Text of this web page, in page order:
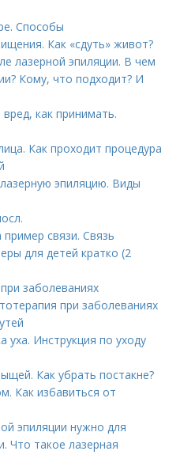
Способы
Как «сдуть» живот?
лазерной эпиляции. В чем
Кому, что подходит? И
как принимать.
Как проходит процедура
эпиляцию. Виды
связи. Связь
для детей кратко (2
заболеваниях
при заболеваниях
уха. Инструкция по уходу
Как убрать постакне?
Как избавиться от
эпиляции нужно для
Что такое лазерная